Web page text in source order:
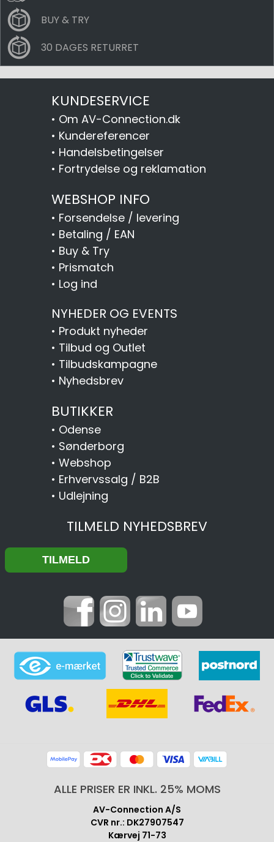
BUY & TRY
30 DAGES RETURRET
KUNDESERVICE
• Om AV-Connection.dk
• Kundereferencer
• Handelsbetingelser
• Fortrydelse og reklamation
WEBSHOP INFO
• Forsendelse / levering
• Betaling / EAN
• Buy & Try
• Prismatch
• Log ind
NYHEDER OG EVENTS
• Produkt nyheder
• Tilbud og Outlet
• Tilbudskampagne
• Nyhedsbrev
BUTIKKER
• Odense
• Sønderborg
• Webshop
• Erhvervssalg / B2B
• Udlejning
TILMELD NYHEDSBREV
ALLE PRISER ER INKL. 25% MOMS
AV-Connection A/S
CVR nr.: DK27907547
Kærvej 71-73